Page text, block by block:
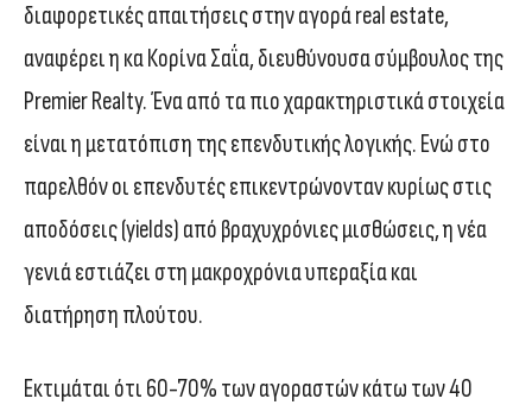
διαφορετικές απαιτήσεις στην αγορά real estate,
αναφέρει η κα Κορίνα Σαΐα, διευθύνουσα σύμβουλος της
Premier Realty. Ένα από τα πιο χαρακτηριστικά στοιχεία
είναι η μετατόπιση της επενδυτικής λογικής. Ενώ στο
παρελθόν οι επενδυτές επικεντρώνονταν κυρίως στις
αποδόσεις (yields) από βραχυχρόνιες μισθώσεις, η νέα
γενιά εστιάζει στη μακροχρόνια υπεραξία και
διατήρηση πλούτου.
Εκτιμάται ότι 60-70% των αγοραστών κάτω των 40